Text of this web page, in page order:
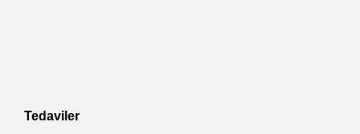
Tedaviler